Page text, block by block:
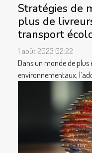
Stratégies de
plus de
transport
1 août 2023 02:22
Dans un monde de plus
environnementaux,